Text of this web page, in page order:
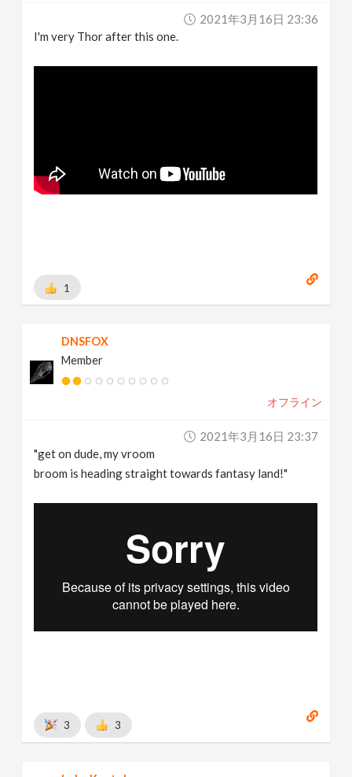
2021年3月16日 23:36
I'm very Thor after this one.
1
DNSFOX
Member
オフライン
2021年3月16日 23:37
"get on dude, my vroom
broom is heading straight towards fantasy land!"
3 3